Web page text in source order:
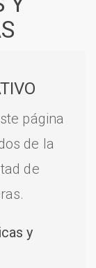
página
de la
de
y